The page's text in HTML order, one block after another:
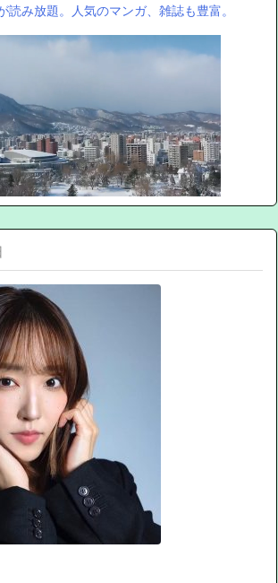
読み放題。人気のマンガ、雑誌も豊富。